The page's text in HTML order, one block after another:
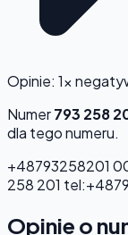
Opinie: 1x
Numer793 258
dla tego numeru.
+48793258201
258 201
Opinie o